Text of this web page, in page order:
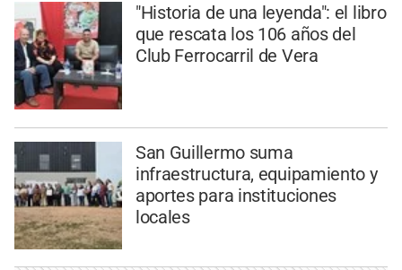
"Historia de una leyenda": el libro
que rescata los 106 años del
Club Ferrocarril de Vera
San Guillermo suma
infraestructura, equipamiento y
aportes para instituciones
locales